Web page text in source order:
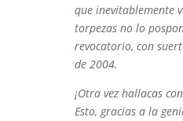
que inevitablemente
torpezas no lo
revocatorio, con
de 2004.
¡Otra vez hallacas
Esto, gracias a la